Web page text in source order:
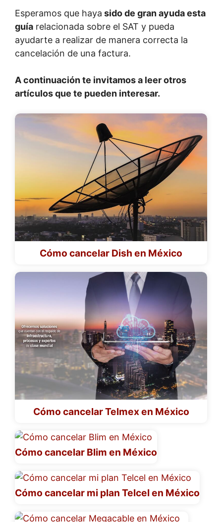
Esperamos que haya sido de gran ayuda esta
guía relacionada sobre el SAT y pueda
ayudarte a realizar de manera correcta la
cancelación de una factura.
A continuación te invitamos a leer otros
artículos que te pueden interesar.
Cómo cancelar Dish en México
Cómo cancelar Telmex en México
Cómo cancelar Blim en México
Cómo cancelar mi plan Telcel en México